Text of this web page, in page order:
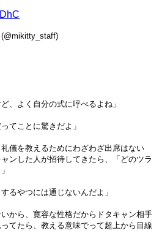
、よく自分の式に呼べるよね」
てことに驚きだよ」
儀を教えるためにわざわざ出席はない
ンした人が招待してきたら、「どのツラ
るやつには通じないんだよ」
から、寛容な性格だからドタキャン相手
てたら、教える意味でって超上から目線